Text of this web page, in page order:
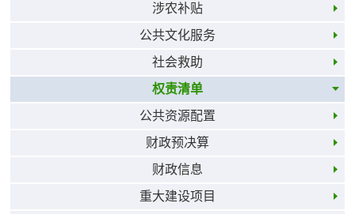
涉农补贴
公共文化服务
社会救助
权责清单
公共资源配置
财政预决算
财政信息
重大建设项目